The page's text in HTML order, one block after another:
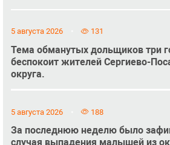
5 августа 2026 131
Тема обманутых дольщиков три
беспокоит жителей Сергиево-
округа.
5 августа 2026 188
За последнюю неделю было
случая выпадения малышей из